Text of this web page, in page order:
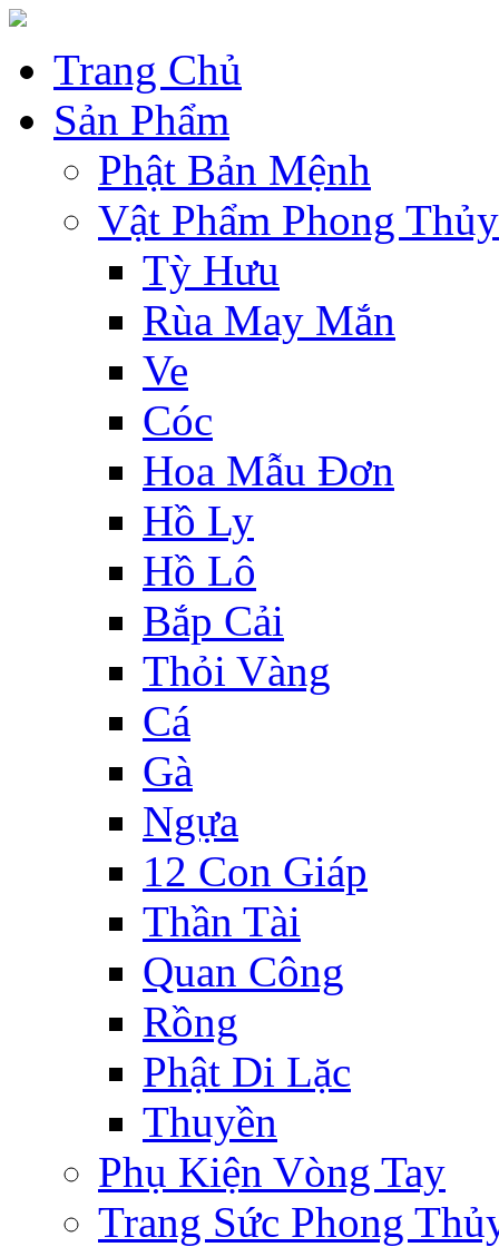
Trang Chủ
Sản Phẩm
Phật Bản Mệnh
Vật Phẩm Phong Thủy
Tỳ Hưu
Rùa May Mắn
Ve
Cóc
Hoa Mẫu Đơn
Hồ Ly
Hồ Lô
Bắp Cải
Thỏi Vàng
Cá
Gà
Ngựa
12 Con Giáp
Thần Tài
Quan Công
Rồng
Phật Di Lặc
Thuyền
Phụ Kiện Vòng Tay
Trang Sức Phong